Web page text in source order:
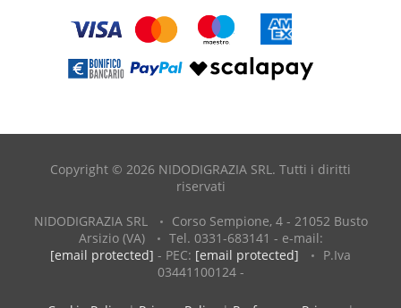
Copyright © 2026 NIDODIGRAZIA SRL. Tutti i diritti
riservati
NIDODIGRAZIA SRL
Corso Sempione, 4 - 21052 Busto
Arsizio (VA)
Tel. 0331-683141 - e-mail:
[email protected] - PEC: [email protected]
P.Iva
03441100124 -